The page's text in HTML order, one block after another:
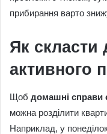
прибирання варто
Як скласти
активного
Щоб домашні справи
можна розділити
Наприклад, у